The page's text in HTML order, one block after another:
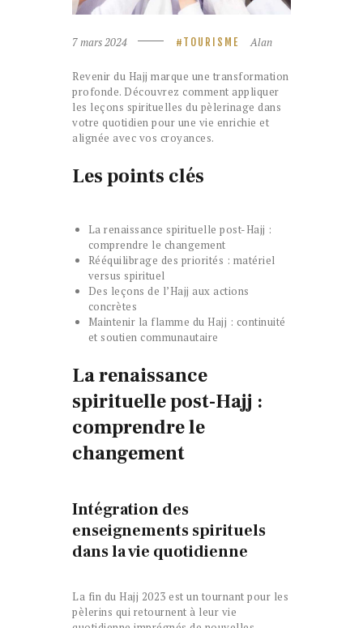
7 mars 2024 TOURISME Alan
Revenir du Hajj marque une transformation
profonde. Découvrez comment appliquer
les leçons spirituelles du pèlerinage dans
votre quotidien pour une vie enrichie et
alignée avec vos croyances.
Les points clés
La renaissance spirituelle post-Hajj :
comprendre le changement
Rééquilibrage des priorités : matériel
versus spirituel
Des leçons de l’Hajj aux actions
concrètes
Maintenir la flamme du Hajj : continuité
et soutien communautaire
La renaissance
spirituelle post-Hajj :
comprendre le
changement
Intégration des
enseignements spirituels
dans la vie quotidienne
La fin du Hajj 2023 est un tournant pour les
pèlerins qui retournent à leur vie